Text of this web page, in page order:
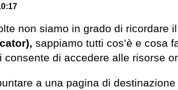
non siamo in grado di ricordare
sappiamo tutti cos’è e cosa
consente di accedere alle risorse
a una pagina di